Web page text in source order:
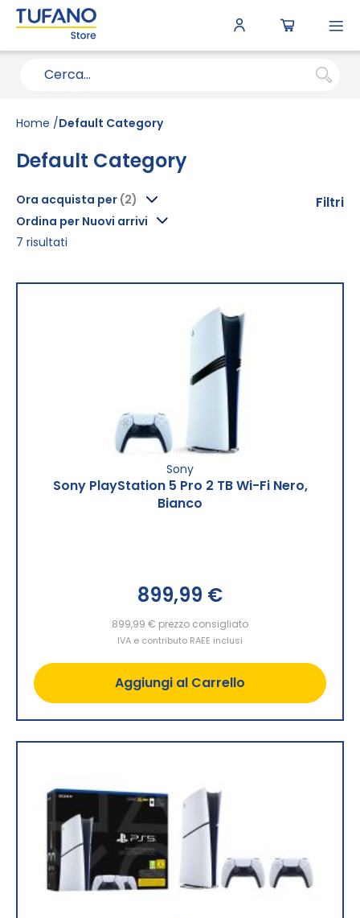
Home Default Category
Default Category
Ordina per Nuovi arrivi
7 risultati
Sony
Sony PlayStation 5 Pro 2 TB Wi-Fi Nero,
Bianco
899,99 €
899,99 € prezzo consigliato
IVA e contributo RAEE inclusi
Aggiungi al Carrello
Filtri
Ora acquista per